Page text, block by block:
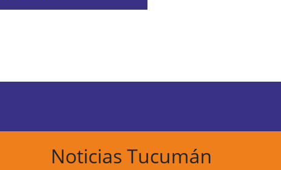
Noticias Tucumán